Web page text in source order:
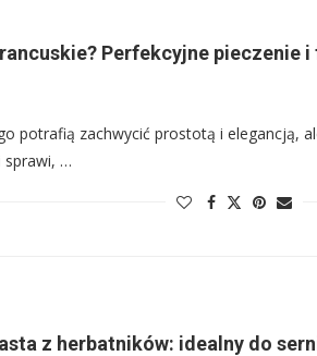
Perfekcyjne pieczenie i
potrafią zachwycić prostotą i elegancją,
sprawi, …
z herbatników: idealny do